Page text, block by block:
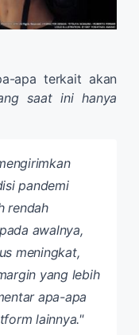
apa terkait akan
saat ini hanya
pandemi
rendah
awalnya,
meningkat,
yang lebih
apa-apa
lainnya."